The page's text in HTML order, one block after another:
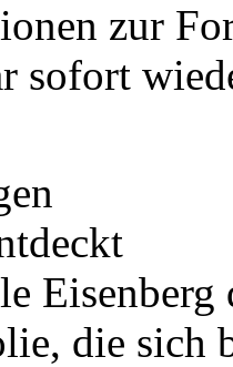
zur
sofort
die sich